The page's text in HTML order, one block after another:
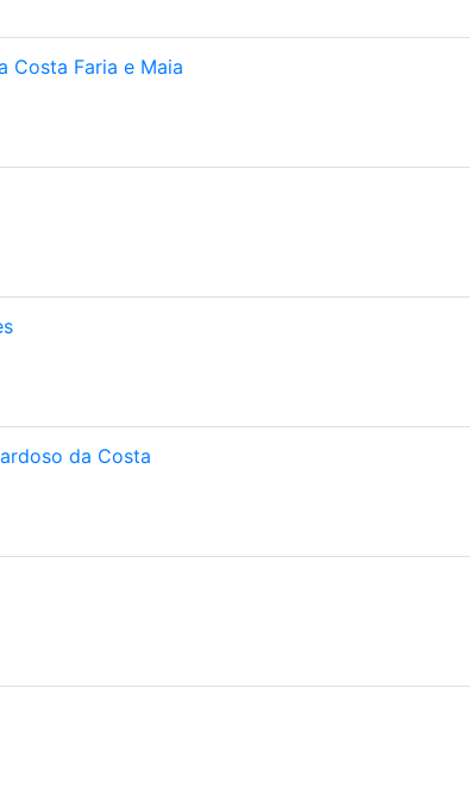
Costa Faria e Maia
da Costa